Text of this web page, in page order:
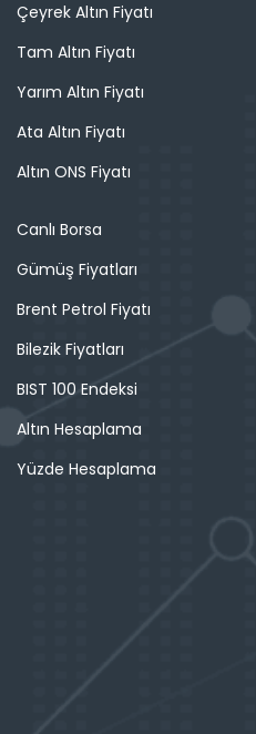
Çeyrek Altın Fiyatı
Tam Altın Fiyatı
Yarım Altın Fiyatı
Ata Altın Fiyatı
Altın ONS Fiyatı
Canlı Borsa
Gümüş Fiyatları
Brent Petrol Fiyatı
Bilezik Fiyatları
BIST 100 Endeksi
Altın Hesaplama
Yüzde Hesaplama